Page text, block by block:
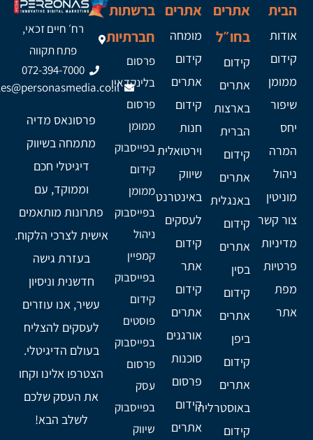
הבית
אודות
קידום
ממומן
שיפור
יחס
המרה
ניהול
מוניטין
צור קשר
מדיניות
פרטיות
מפת
אתר
אתרים
בחו״ל
קידום
אתרים
בארצות
הברית
קידום
אתרים
באנגלית
קידום
אתרים
בסין
קידום
אתרים
ביפן
קידום
אתרים
באוסטרליה
קידום
אתרים
מומחה
קידום
אתרים
קידום
חנות
וירטואלית
שיווק
באינטרנט
לעסקים
קידום
אתר
קידום
אתרים
אורגנים
סוכנות
פרסום
קידום
אתרים
ברשתות
חברתיות
פרסום
בלינקדאין
פרסום
ממומן
בפייסבוק
קידום
ממומן
בפייסבוק
ניהול
קמפיין
בפייסבוק
קידום
פוסטים
בפייסבוק
פרסום
עסק
בפייסבוק
שיווק
רח׳ חיים זכאי,
פתח תקווה
072-394-7000
פרסונאס מדיה
מתמחה בשיווק
דיגיטלי חכם
וממוקד, עם
פתרונות מותאמים
אישית לצרכי הלקוח.
בעזרת גישה
חדשנית וניסיון
עשיר, אנו עוזרים
לעסקים להצליח
בעולם הדיגיטלי.
הצטרפו אלינו וקחו
את העסק שלכם
לשלב הבא!